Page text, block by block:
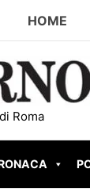
HOME
Roma
scatta